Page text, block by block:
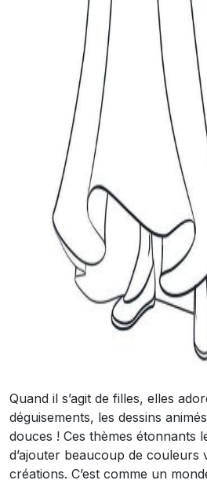
Quand il s’agit de filles, elles
déguisements, les dessins
douces ! Ces thèmes étonnants
d’ajouter beaucoup de couleurs
créations. C’est comme un